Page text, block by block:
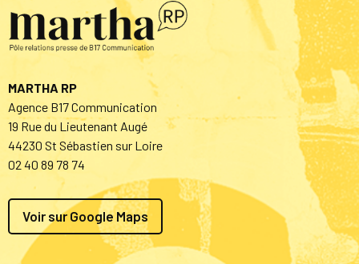
MARTHA RP
Agence B17 Communication
19 Rue du Lieutenant Augé
44230 St Sébastien sur Loire
02 40 89 78 74
Voir sur Google Maps